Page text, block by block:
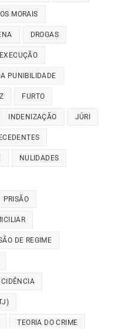
MORAIS
DROGAS
EXECUÇÃO
PUNIBILIDADE
FURTO
INDENIZAÇÃO JÚRI
NULIDADES
PRISÃO
DE REGIME
TEORIA DO CRIME